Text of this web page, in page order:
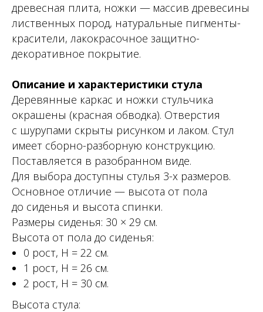
древесная плита, ножки — массив древесины
лиственных пород, натуральные пигменты-
красители, лакокрасочное защитно-
декоративное покрытие.
Описание и характеристики стула
Деревянные каркас и ножки стульчика
окрашены (красная обводка). Отверстия
с шурупами скрыты рисунком и лаком. Стул
имеет сборно-разборную конструкцию.
Поставляется в разобранном виде.
Для выбора доступны стулья 3-х размеров.
Основное отличие — высота от пола
до сиденья и высота спинки.
Размеры сиденья: 30 × 29 см.
Высота от пола до сиденья:
0 рост, Н = 22 см.
1 рост, Н = 26 см.
2 рост, Н = 30 см.
Высота стула: